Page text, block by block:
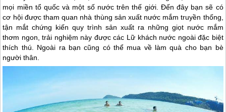
mọi miền tổ quốc và một số nước trên thế giới. Đến đây bạn sẽ có
cơ hội được tham quan nhà thùng sản xuất nước mắm truyền thống,
tận mắt chứng kiến quy trình sản xuất ra những giọt nước mắm
thơm ngon, trải nghiệm này được các Lữ khách nước ngoài đặc biệt
thích thú. Ngoài ra bạn cũng có thể mua về làm quà cho bạn bè
người thân.